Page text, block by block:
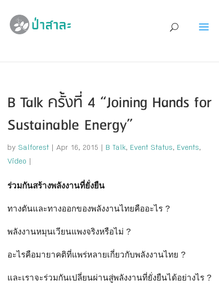
B Talk ครั้งที่ 4 “Joining Hands for
Sustainable Energy”
by Salforest Apr 16, 2015 B Talk, Event Status, Events,
Video
ร่วมกันสร้างพลังงานที่ยั่งยืน
ทางตันและทางออกของพลังงานไทยคืออะไร ?
พลังงานหมุนเวียนแพงจริงหรือไม่ ?
อะไรคือมายาคติที่แพร่หลายเกี่ยวกับพลังงานไทย ?
และเราจะร่วมกันเปลี่ยนผ่านสู่พลังงานที่ยั่งยืนได้อย่างไร ?